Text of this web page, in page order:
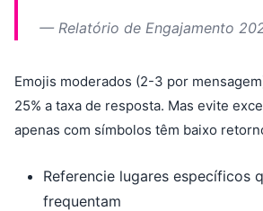
— Relatório de Engajamento
Emojis moderados (2-3 por
25% a taxa de resposta. Mas evite
apenas com símbolos têm baixo
Referencie lugares específicos
frequentam